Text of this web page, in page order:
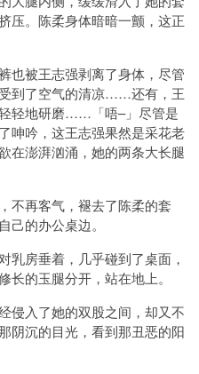
压。陈柔身体暗暗一颤，这正
被王志强剥离了身体，尽管
到了空气的清凉……还有，王
轻地研磨……「唔–」尽管是
呻吟，这王志强果然是采花老
在澎湃汹涌，她的两条大长腿
再客气，褪去了陈柔的套
己的办公桌边。
房垂着，几乎碰到了桌面，
长的玉腿分开，站在地上。
入了她的双股之间，却又不
阴沉的目光，看到那丑恶的阳